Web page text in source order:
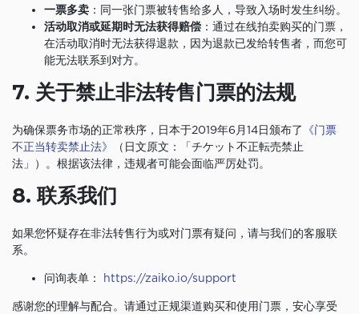
一票多卖 ：同一张门票被转售给多人，导致入场时发生纠纷。
活动取消或延期时无法获得赔偿 ：通过在线拍卖购买的门票，
在活动取消时无法获得退款，因为退款已发给转售者，而您可
能无法联系到对方。
7. 关于禁止非法转售门票的法规
为确保票务市场的正常秩序，日本于2019年6月14日颁布了
《门票
不正当转卖禁止法》
（日文原文：「チケット不正転売禁止
法」）。根据该法律，违规者可能会面临严厉处罚。
8. 联系我们
如果您怀疑存在非法转售行为或对门票有疑问，请与我们的客服联
系。
问询表单： https://zaiko.io/support
感谢您的理解与配合。请通过正规渠道购买和使用门票，安心享受